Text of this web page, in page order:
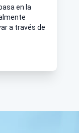
en la
a través de